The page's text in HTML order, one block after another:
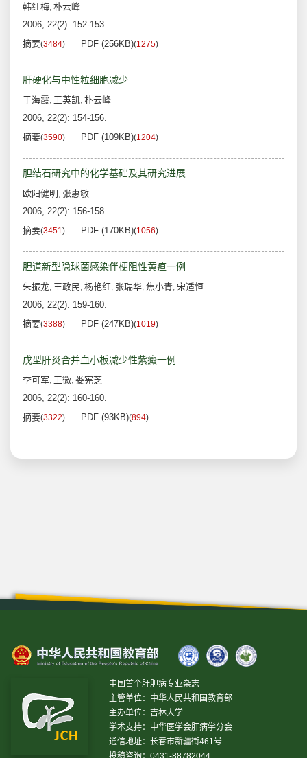
韩红梅, 朴云峰
2006, 22(2): 152-153.
摘要(3484) PDF (256KB)(1275)
肝硬化与中性粒细胞减少
于海霞, 王英凯, 朴云峰
2006, 22(2): 154-156.
摘要(3590) PDF (109KB)(1204)
胆结石研究中的化学基础及其研究进展
欧阳健明 , 张惠敏
2006, 22(2): 156-158.
摘要(3451) PDF (170KB)(1056)
胆道新型隐球菌感染伴梗阻性黄疸一例
朱振龙, 王政民, 杨艳红, 张瑞华, 焦小青, 宋适恒
2006, 22(2): 159-160.
摘要(3388) PDF (247KB)(1019)
戊型肝炎合并血小板减少性紫癜一例
李可军, 王微, 娄宪芝
2006, 22(2): 160-160.
摘要(3322) PDF (93KB)(894)
中国首个肝胆病专业杂志
主管单位：中华人民共和国教育部
主办单位：吉林大学
学术支持：中华医学会肝病学分会
通信地址：长春市新疆街461号